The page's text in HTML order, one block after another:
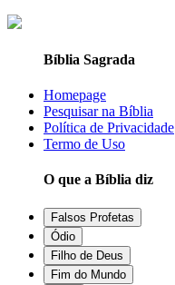
Bíblia Sagrada
Homepage
Pesquisar na Bíblia
Política de Privacidade
Termo de Uso
O que a Bíblia diz
Falsos Profetas
Ódio
Filho de Deus
Fim do Mundo